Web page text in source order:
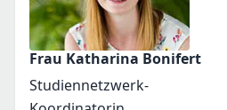
Frau Katharina Bonifert
Studiennetzwerk-